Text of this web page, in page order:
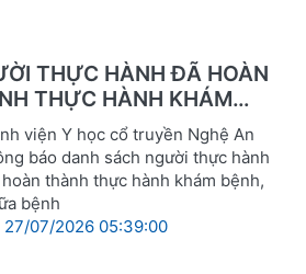
THỰC HÀNH ĐÃ HOÀN
THỰC HÀNH KHÁM
viện Y học cổ truyền Nghệ An
báo danh sách người thực hành
thành thực hành khám bệnh,
bệnh
27/07/2026 05:39:00